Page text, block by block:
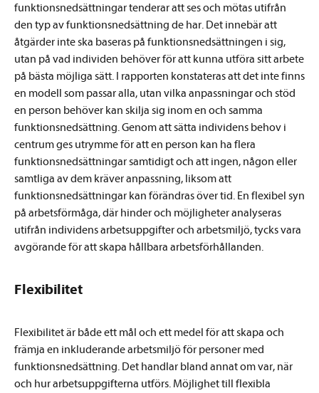
funktionsnedsättningar tenderar att ses och mötas utifrån
den typ av funktionsnedsättning de har. Det innebär att
åtgärder inte ska baseras på funktionsnedsättningen i sig,
utan på vad individen behöver för att kunna utföra sitt arbete
på bästa möjliga sätt. I rapporten konstateras att det inte finns
en modell som passar alla, utan vilka anpassningar och stöd
en person behöver kan skilja sig inom en och samma
funktionsnedsättning. Genom att sätta individens behov i
centrum ges utrymme för att en person kan ha flera
funktionsnedsättningar samtidigt och att ingen, någon eller
samtliga av dem kräver anpassning, liksom att
funktionsnedsättningar kan förändras över tid. En flexibel syn
på arbetsförmåga, där hinder och möjligheter analyseras
utifrån individens arbetsuppgifter och arbetsmiljö, tycks vara
avgörande för att skapa hållbara arbetsförhållanden.
Flexibilitet
Flexibilitet är både ett mål och ett medel för att skapa och
främja en inkluderande arbetsmiljö för personer med
funktionsnedsättning. Det handlar bland annat om var, när
och hur arbetsuppgifterna utförs. Möjlighet till flexibla